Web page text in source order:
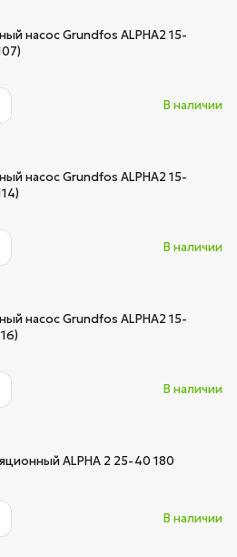
насос Grundfos ALPHA2 15-
В наличии
насос Grundfos ALPHA2 15-
В наличии
насос Grundfos ALPHA2 15-
В наличии
ALPHA 2 25-40 180
В наличии